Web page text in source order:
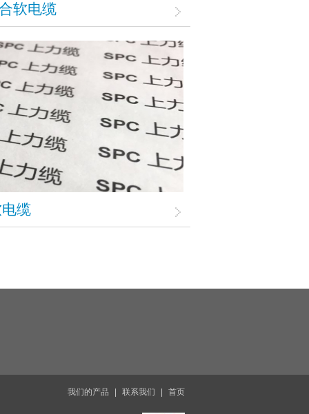
软电缆
缆
我们的产品 联系我们 首页